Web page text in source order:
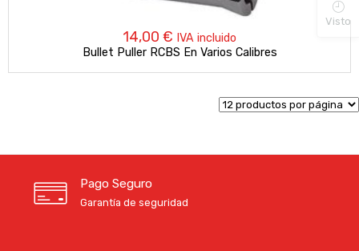
14,00 € IVA incluido
Bullet Puller RCBS En Varios Calibres
Pago Seguro
Garantía de seguridad
Visto